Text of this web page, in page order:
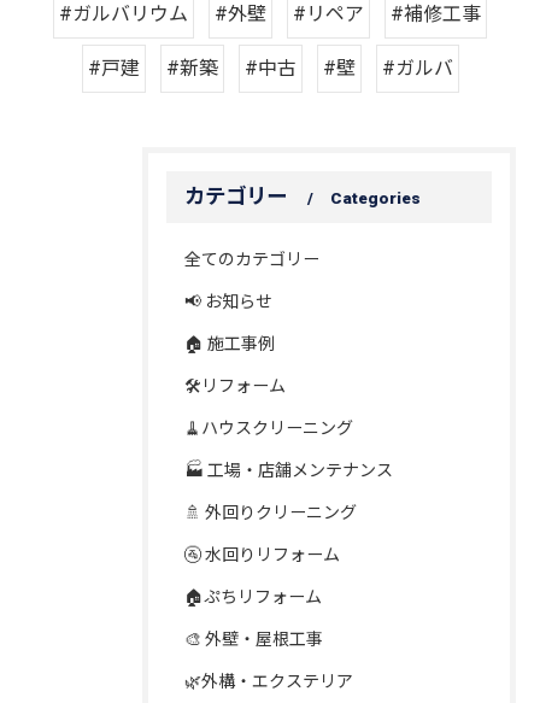
#ガルバリウム #外壁 #リペア #補修工事
#戸建 #新築 #中古 #壁 #ガルバ
カテゴリー Categories
全てのカテゴリー
📢 お知らせ
🏠 施工事例
🛠️リフォーム
🧹ハウスクリーニング
🏭 工場・店舗メンテナンス
🚿 外回りクリーニング
🚰 水回りリフォーム
🏠ぷちリフォーム
🎨 外壁・屋根工事
🌿外構・エクステリア